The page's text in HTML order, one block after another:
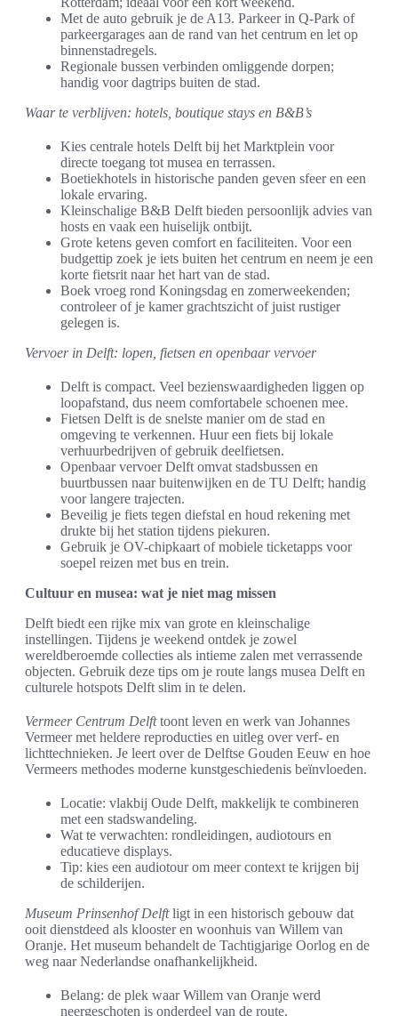
Met de auto gebruik je de A13. Parkeer in Q-Park of
parkeergarages aan de rand van het centrum en let op
binnenstadregels.
Regionale bussen verbinden omliggende dorpen;
handig voor dagtrips buiten de stad.
Waar te verblijven: hotels, boutique stays en B&B’s
Kies centrale hotels Delft bij het Marktplein voor
directe toegang tot musea en terrassen.
Boetiekhotels in historische panden geven sfeer en een
lokale ervaring.
Kleinschalige B&B Delft bieden persoonlijk advies van
hosts en vaak een huiselijk ontbijt.
Grote ketens geven comfort en faciliteiten. Voor een
budgettip zoek je iets buiten het centrum en neem je een
korte fietsrit naar het hart van de stad.
Boek vroeg rond Koningsdag en zomerweekenden;
controleer of je kamer grachtszicht of juist rustiger
gelegen is.
Vervoer in Delft: lopen, fietsen en openbaar vervoer
Delft is compact. Veel bezienswaardigheden liggen op
loopafstand, dus neem comfortabele schoenen mee.
Fietsen Delft is de snelste manier om de stad en
omgeving te verkennen. Huur een fiets bij lokale
verhuurbedrijven of gebruik deelfietsen.
Openbaar vervoer Delft omvat stadsbussen en
buurtbussen naar buitenwijken en de TU Delft; handig
voor langere trajecten.
Beveilig je fiets tegen diefstal en houd rekening met
drukte bij het station tijdens piekuren.
Gebruik je OV-chipkaart of mobiele ticketapps voor
soepel reizen met bus en trein.
Cultuur en musea: wat je niet mag missen
Delft biedt een rijke mix van grote en kleinschalige
instellingen. Tijdens je weekend ontdek je zowel
wereldberoemde collecties als intieme zalen met verrassende
objecten. Gebruik deze tips om je route langs musea Delft en
culturele hotspots Delft slim in te delen.
Vermeer Centrum Delfttoont leven en werk van Johannes
Vermeer met heldere reproducties en uitleg over verf- en
lichttechnieken. Je leert over de Delftse Gouden Eeuw en hoe
Vermeers methodes moderne kunstgeschiedenis beïnvloeden.
Locatie: vlakbij Oude Delft, makkelijk te combineren
met een stadswandeling.
Wat te verwachten: rondleidingen, audiotours en
educatieve displays.
Tip: kies een audiotour om meer context te krijgen bij
de schilderijen.
Museum Prinsenhof Delftligt in een historisch gebouw dat
ooit dienstdeed als klooster en woonhuis van Willem van
Oranje. Het museum behandelt de Tachtigjarige Oorlog en de
weg naar Nederlandse onafhankelijkheid.
Belang: de plek waar Willem van Oranje werd
neergeschoten is onderdeel van de route.